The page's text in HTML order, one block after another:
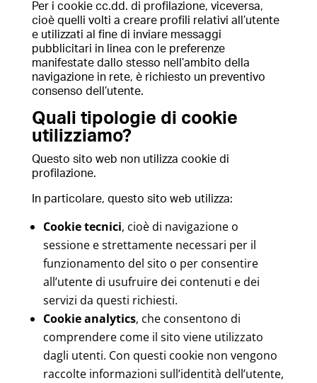
Per i cookie cc.dd. di profilazione, viceversa,
cioè quelli volti a creare profili relativi all’utente
e utilizzati al fine di inviare messaggi
pubblicitari in linea con le preferenze
manifestate dallo stesso nell’ambito della
navigazione in rete, è richiesto un preventivo
consenso dell’utente.
Quali tipologie di cookie
utilizziamo?
Questo sito web non utilizza cookie di
profilazione.
In particolare, questo sito web utilizza:
Cookie tecnici, cioè di navigazione o
sessione e strettamente necessari per il
funzionamento del sito o per consentire
all’utente di usufruire dei contenuti e dei
servizi da questi richiesti.
Cookie analytics, che consentono di
comprendere come il sito viene utilizzato
dagli utenti. Con questi cookie non vengono
raccolte informazioni sull’identità dell’utente,